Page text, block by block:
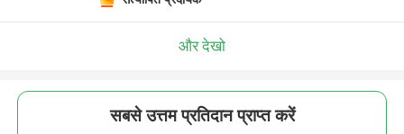
और देखो
सबसे उत्तम प्रतिदान प्राप्त करें